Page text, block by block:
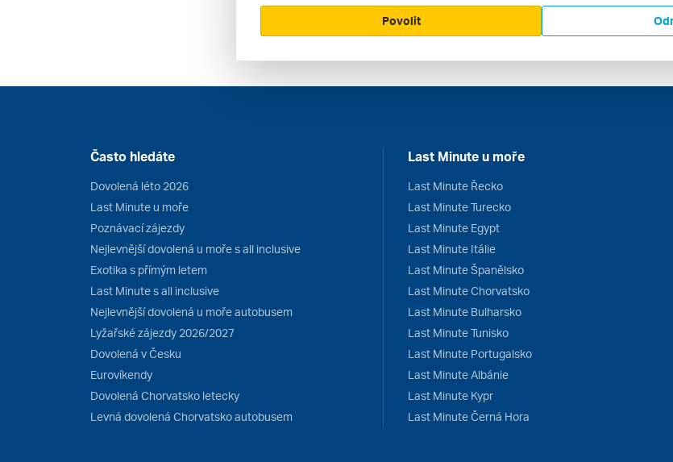
Často hledáte
Dovolená léto 2026
Last Minute u moře
Poznávací zájezdy
Nejlevnější dovolená u moře s all inclusive
Exotika s přímým letem
Last Minute s all inclusive
Nejlevnější dovolená u moře autobusem
Lyžařské zájezdy 2026/2027
Dovolená v Česku
Eurovíkendy
Dovolená Chorvatsko letecky
Levná dovolená Chorvatsko autobusem
Last Minute u moře
Last Minute Řecko
Last Minute Turecko
Last Minute Egypt
Last Minute Itálie
Last Minute Španělsko
Last Minute Chorvatsko
Last Minute Bulharsko
Last Minute Tunisko
Last Minute Portugalsko
Last Minute Albánie
Last Minute Kypr
Last Minute Černá Hora
Povolit